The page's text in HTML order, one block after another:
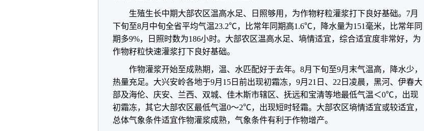
生殖生长中期大部农区温高水足、日照够用，为作物籽粒灌浆打下良好基础。7月
下旬至8月中旬全省平均气温23.2℃，比常年同期高1.6℃，降水量为151毫米，比常年同
期多9%，日照时数为186小时。大部农区温高水足、墒情适宜，综合适宜度非常好，为
作物籽粒快速灌浆打下良好基础。
作物灌浆开始至成熟期，温、水匹配好于去年。8月下旬至9月末气温高，降水少，
热量充足。大兴安岭各地于9月15日前出现初霜冻，9月21日、22日凌晨，黑河、伊春大
部及海伦、庆安、兰西、双城、佳木斯市辖区、抚远和宝清等地最低气温＜0℃，出现
初霜冻，其它大部农区最低气温0～2℃，出现短时轻霜。大部农区墒情适宜或较适宜，
总体气象条件适宜作物灌浆成熟，气象条件有利于作物增产。